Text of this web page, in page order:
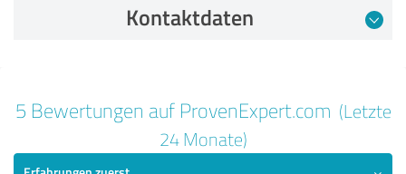
Kontaktdaten
5 Bewertungen auf ProvenExpert.com (Letzte
24 Monate)